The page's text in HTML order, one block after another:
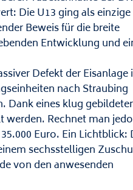
Die U13 ging als einzige
Beweis für die breite
Entwicklung und
Defekt der Eisanlage
nach Straubing
Dank eines klug
werden. Rechnet man
Euro. Ein Lichtblick:
sechsstelligen
von den anwesenden